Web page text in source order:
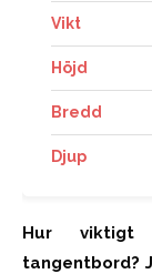
Vikt
Höjd
Bredd
Djup
Hur viktigt
tangentbord?